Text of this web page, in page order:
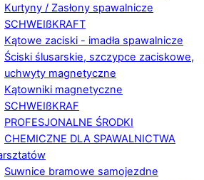
Kurtyny / Zasłony spawalnicze
SCHWEIßKRAFT
Kątowe zaciski - imadła spawalnicze
Ściski ślusarskie, szczypce zaciskowe,
uchwyty magnetyczne
Kątowniki magnetyczne
SCHWEIßKRAF
PROFESJONALNE ŚRODKI
CHEMICZNE DLA SPAWALNICTWA
Suwnice bramowe samojezdne